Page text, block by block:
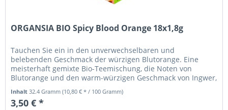
ORGANSIA BIO Spicy Blood Orange 18x1,8g
Tauchen Sie ein in den unverwechselbaren und
belebenden Geschmack der würzigen Blutorange. Eine
meisterhaft gemixte Bio-Teemischung, die Noten von
Blutorange und den warm-würzigen Geschmack von Ingwer,
Inhalt32.4 Gramm(10,80 € * / 100 Gramm)
3,50 € *